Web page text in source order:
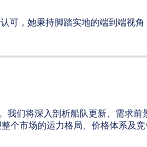
可，她秉持脚踏实地的端到端视
我们将深入剖析船队更新、需求
个市场的运力格局、价格体系及竞